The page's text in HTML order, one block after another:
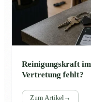
Reinigungskraft
Vertretung fehlt?
Zum Artikel →